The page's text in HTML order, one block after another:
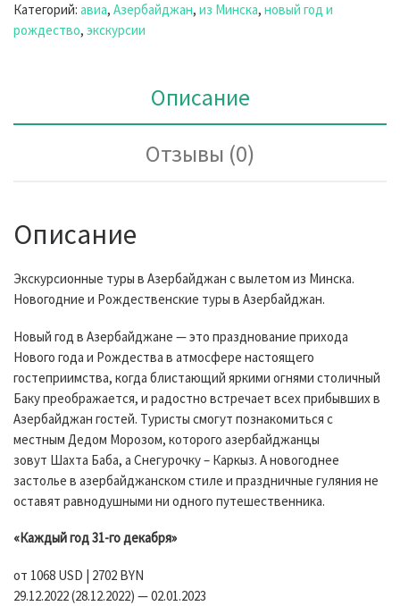
Категорий: авиа, Азербайджан, из Минска, новый год и
рождество, экскурсии
Описание
Отзывы (0)
Описание
Экскурсионные туры в Азербайджан с вылетом из Минска.
Новогодние и Рождественские туры в Азербайджан.
Новый год в Азербайджане — это празднование прихода
Нового года и Рождества в атмосфере настоящего
гостеприимства, когда блистающий яркими огнями столичный
Баку преображается, и радостно встречает всех прибывших в
Азербайджан гостей. Туристы смогут познакомиться с
местным Дедом Морозом, которого азербайджанцы
зовут Шахта Баба, а Снегурочку – Каркыз. А новогоднее
застолье в азербайджанском стиле и праздничные гуляния не
оставят равнодушными ни одного путешественника.
«Каждый год 31-го декабря»
от 1068 USD | 2702 BYN
29.12.2022 (28.12.2022) — 02.01.2023